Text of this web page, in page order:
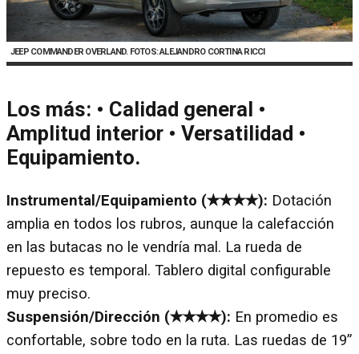
JEEP COMMANDER OVERLAND. FOTOS: ALEJANDRO CORTINA RICCI
Los más: • Calidad general •
Amplitud interior • Versatilidad •
Equipamiento.
Instrumental/Equipamiento (✭✭✭✭): Dotación
amplia en todos los rubros, aunque la calefacción
en las butacas no le vendría mal. La rueda de
repuesto es temporal. Tablero digital configurable
muy preciso.
Suspensión/Dirección (✭✭✭✭): En promedio es
confortable, sobre todo en la ruta. Las ruedas de 19”